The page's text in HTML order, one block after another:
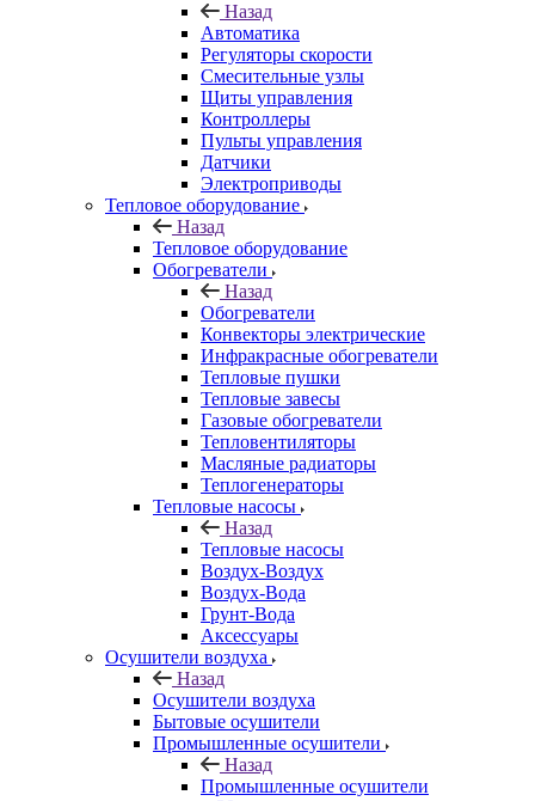
Назад
Автоматика
Регуляторы скорости
Смесительные узлы
Щиты управления
Контроллеры
Пульты управления
Датчики
Электроприводы
Тепловое оборудование
Назад
Тепловое оборудование
Обогреватели
Назад
Обогреватели
Конвекторы электрические
Инфракрасные обогреватели
Тепловые пушки
Тепловые завесы
Газовые обогреватели
Тепловентиляторы
Масляные радиаторы
Теплогенераторы
Тепловые насосы
Назад
Тепловые насосы
Воздух-Воздух
Воздух-Вода
Грунт-Вода
Аксессуары
Осушители воздуха
Назад
Осушители воздуха
Бытовые осушители
Промышленные осушители
Назад
Промышленные осушители